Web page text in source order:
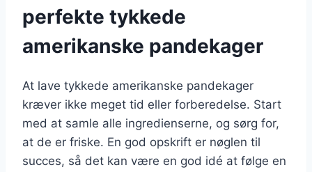
perfekte tykkede
amerikanske pandekager
At lave tykkede amerikanske pandekager
kræver ikke meget tid eller forberedelse. Start
med at samle alle ingredienserne, og sørg for,
at de er friske. En god opskrift er nøglen til
succes, så det kan være en god idé at følge en